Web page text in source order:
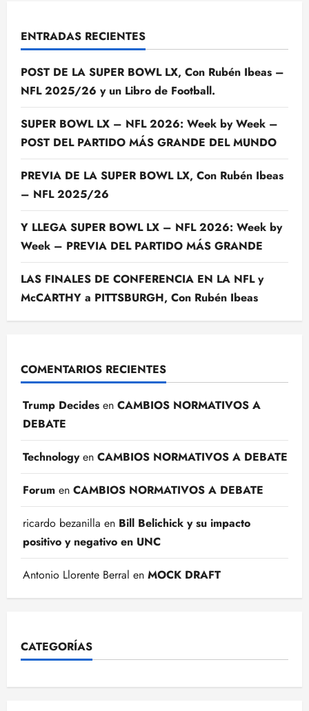
ENTRADAS RECIENTES
POST DE LA SUPER BOWL LX, Con Rubén Ibeas –
NFL 2025/26 y un Libro de Football.
SUPER BOWL LX – NFL 2026: Week by Week –
POST DEL PARTIDO MÁS GRANDE DEL MUNDO
PREVIA DE LA SUPER BOWL LX, Con Rubén Ibeas
– NFL 2025/26
Y LLEGA SUPER BOWL LX – NFL 2026: Week by
Week – PREVIA DEL PARTIDO MÁS GRANDE
LAS FINALES DE CONFERENCIA EN LA NFL y
McCARTHY a PITTSBURGH, Con Rubén Ibeas
COMENTARIOS RECIENTES
Trump Decides en CAMBIOS NORMATIVOS A
DEBATE
Technologyen CAMBIOS NORMATIVOS A DEBATE
Forum en CAMBIOS NORMATIVOS A DEBATE
ricardo bezanilla en Bill Belichick y su impacto
positivo y negativo en UNC
Antonio Llorente Berral en MOCK DRAFT
CATEGORÍAS